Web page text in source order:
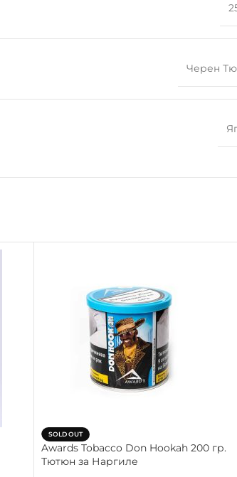
Черен
SOLD OUT
Awards Tobacco Don Hookah 200 гр.
Тютюн за Наргиле